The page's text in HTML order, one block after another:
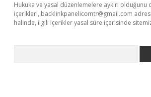
Hukuka ve yasal düzenlemelere aykırı olduğunu
içerikleri, backlinkpanelicomtr@gmail.com
halinde, ilgili içerikler yasal süre içerisinde